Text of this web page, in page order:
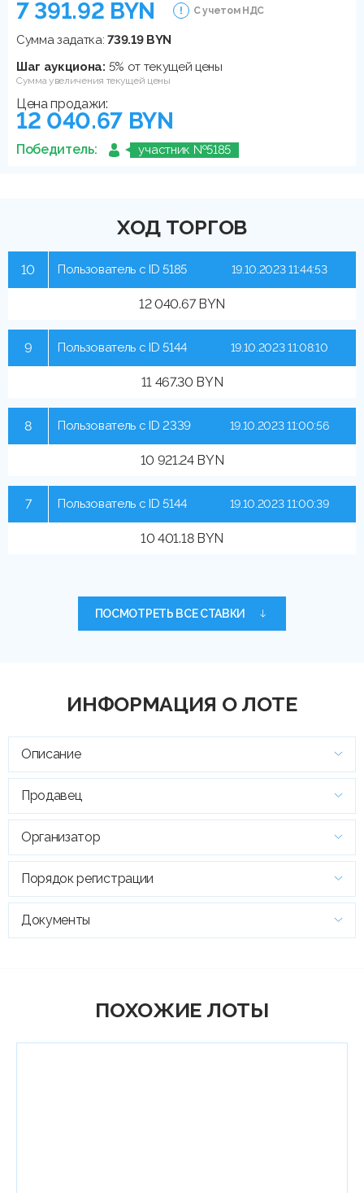
7 391.92 BYN С учетом НДС
Сумма задатка:739.19 BYN
Шаг аукциона: 5% от текущей цены
Сумма увеличения текущей цены
Цена продажи:
12 040.67 BYN
Победитель: участник №5185
ХОД ТОРГОВ
10 Пользователь с ID 5185
12 040.67 BYN
19.10.2023 11:44:53
9 Пользователь с ID 5144
11 467.30 BYN
19.10.2023 11:08:10
8 Пользователь с ID 2339
10 921.24 BYN
19.10.2023 11:00:56
7 Пользователь с ID 5144
10 401.18 BYN
19.10.2023 11:00:39
ПОСМОТРЕТЬ ВСЕ СТАВКИ
ИНФОРМАЦИЯ О ЛОТЕ
Описание
Продавец
Организатор
Порядок регистрации
Документы
ПОХОЖИЕ ЛОТЫ